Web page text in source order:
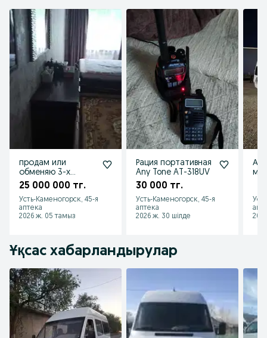
продам или
обменяю 3-х
комнатную
25 000 000 тг.
Усть-Каменогорск, 45-я
аптека
2026 ж. 05 тамыз
Рация портативная
Any Tone AT-318UV
30 000 тг.
Усть-Каменогорск, 45-я
аптека
2026 ж. 30 шілде
Ұқсас хабарландырулар